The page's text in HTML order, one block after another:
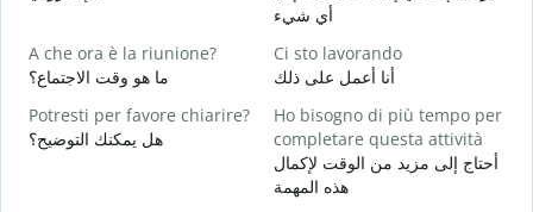
أي شيء
A che ora è la riunione?
ما هو وقت الاجتماع؟
Ci sto lavorando
أنا أعمل على ذلك
Potresti per favore chiarire?
هل يمكنك التوضيح؟
Ho bisogno di più tempo per
completare questa attività
أحتاج إلى مزيد من الوقت لإكمال
هذه المهمة